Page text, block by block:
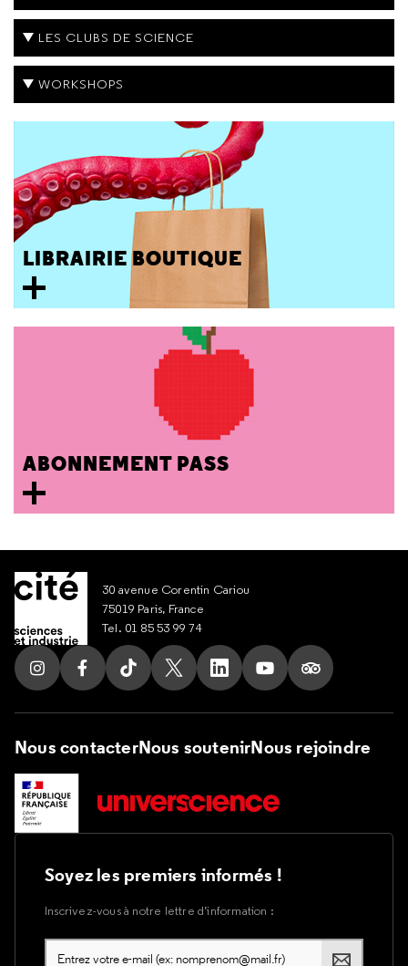
LES CLUBS DE SCIENCE
WORKSHOPS
LIBRAIRIE BOUTIQUE
ABONNEMENT PASS
30 avenue Corentin Cariou
75019 Paris, France
Tel. 01 85 53 99 74
Suivez nous sur Instagram
Suivez nous sur Facebook
Suivez nous sur Tik Tok
Suivez nous sur X
Suivez nous sur LinkedIn
Suivez nous sur
Suivez nous
Nous contacterNous soutenirNous rejoindre
Soyez les premiers informés !
Inscrivez-vous à notre lettre d’information :